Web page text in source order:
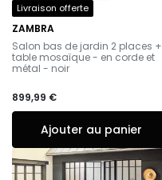
Livraison offerte
ZAMBRA
-
Salon bas de jardin 2 places +
table mosaïque - en corde et
métal - noir
899,99 €
Ajouter au panier